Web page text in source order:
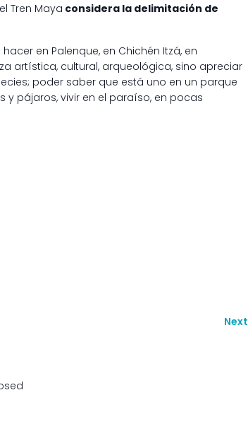
Tren Maya considera la delimitación de
en Palenque, en Chichén Itzá, en
artística, cultural, arqueológica, sino apreciar
poder saber que está uno en un parque
pájaros, vivir en el paraíso, en pocas
Next